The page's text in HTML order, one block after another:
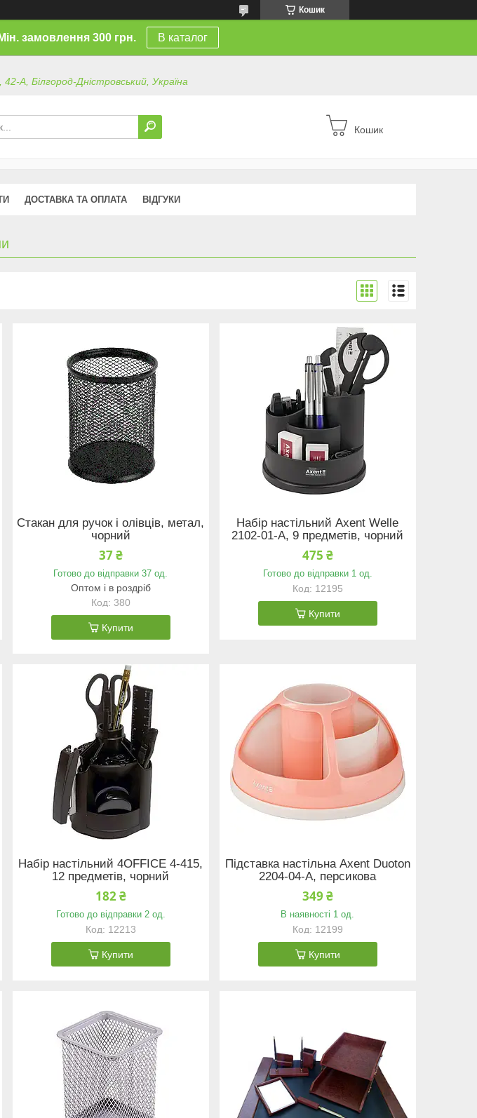
Кошик
замовлення 300 грн. В каталог
42-А, Білгород-Дністровський, Україна
Кошик
ДОСТАВКА ТА ОПЛАТА ВІДГУКИ
Стакан для ручок і олівців, метал,
чорний
37 ₴
Готово до відправки 37 од.
Оптом і в роздріб
380
Купити
Набір настільний Axent Welle
2102-01-A, 9 предметів, чорний
475 ₴
Готово до відправки 1 од.
12195
Купити
Набір настільний 4OFFICE 4-415,
12 предметів, чорний
182 ₴
Готово до відправки 2 од.
12213
Купити
Підставка настільна Axent Duoton
2204-04-A, персикова
349 ₴
В наявності 1 од.
12199
Купити